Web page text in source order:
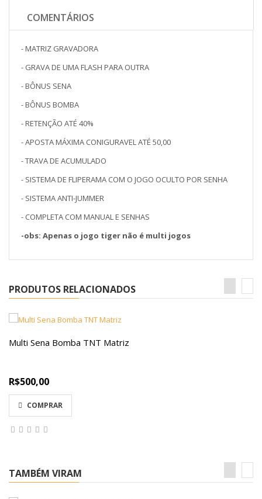
COMENTÁRIOS
- MATRIZ GRAVADORA
- GRAVA DE UMA FLASH PARA OUTRA
- BÔNUS SENA
- BÔNUS BOMBA
- RETENÇÃO ATÉ 40%
- APOSTA MÁXIMA CONIGURAVEL ATÉ 50,00
- TRAVA DE ACUMULADO
- SISTEMA DE FLIPERAMA COM O JOGO OCULTO POR SENHA
- SISTEMA ANTI-JUMMER
- COMPLETA COM MANUAL E SENHAS
-obs: Apenas o jogo tiger não é multi jogos
PRODUTOS RELACIONADOS
Multi Sena Bomba TNT Matriz
R$500,00
COMPRAR
TAMBÉM VIRAM